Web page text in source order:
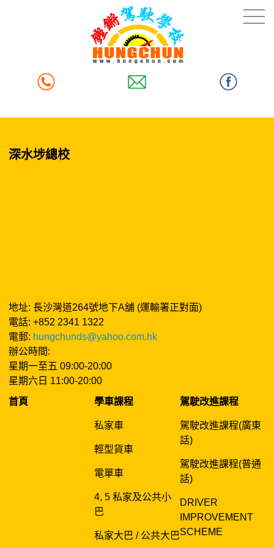
深水埗總校
地址: 長沙灣道264號地下A舖 (運輸署正對面)
電話: +852 2341 1322
電郵: hungchunds@yahoo.com.hk
辦公時間:
星期一至五 09:00-20:00
星期六日 11:00-20:00
首頁
學車課程
私家車
輕型貨車
電單車
4, 5 私家及公共小
巴
私家大巴 / 公共大巴
駕駛改進課程
駕駛改進課程(廣東
話)
駕駛改進課程(普通
話)
DRIVER
IMPROVEMENT
SCHEME